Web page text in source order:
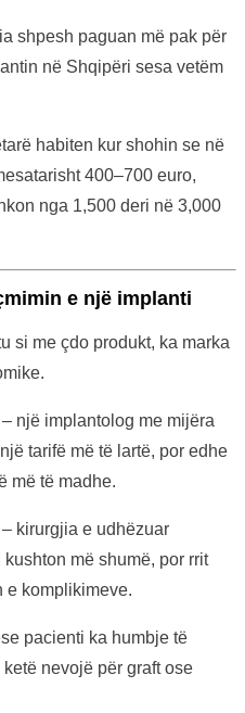
shpesh paguan më pak për
në Shqipëri sesa vetëm
e një implanti
si me çdo produkt, ka marka
– një implantolog me mijëra
tarifë më të lartë, por edhe
më të madhe.
– kirurgjia e udhëzuar
më shumë, por rrit
e komplikimeve.
pacienti ka humbje të
nevojë për graft ose